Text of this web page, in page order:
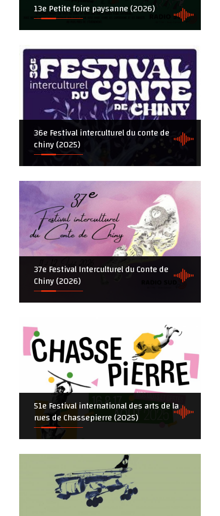
13e Petite foire paysanne (2026)
36e Festival interculturel du conte de
chiny (2025)
37e Festival Interculturel du Conte de
Chiny (2026)
51e Festival international des arts de la
rues de Chassepierre (2025)